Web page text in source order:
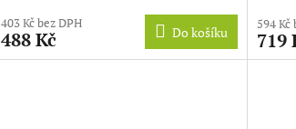
403 Kč bez DPH
488 Kč Do košíku
594 Kč
719